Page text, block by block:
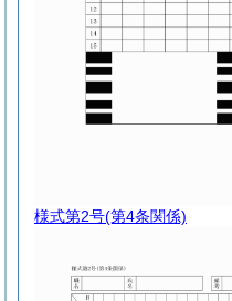
様式第2号(第4条関係)